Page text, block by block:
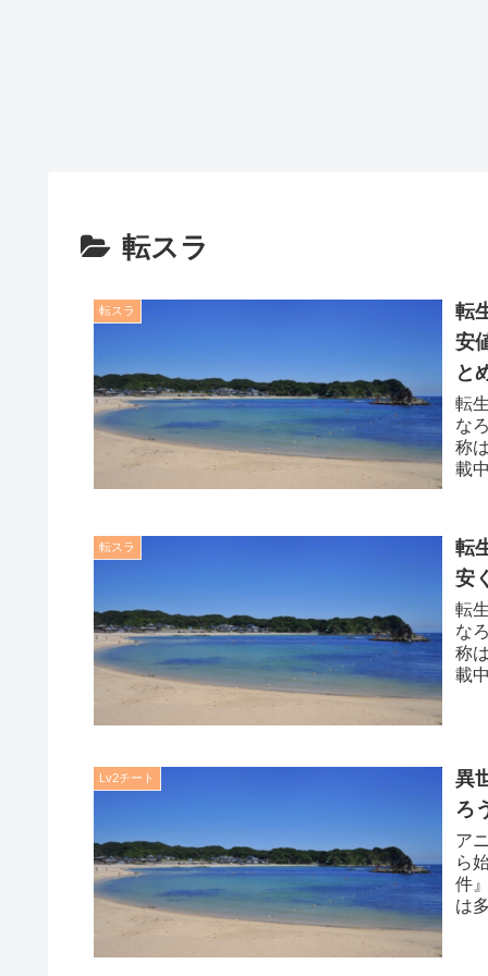
転スラ
転スラ
転
安
と
転
な
称
載
転スラ
転
安
転
な
称
載
Lv2チート
異
ろ
ア
ら
件
は